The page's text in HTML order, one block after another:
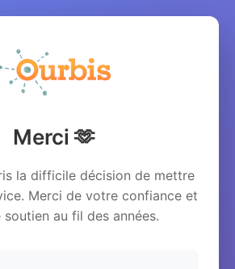
Merci 🫶
la difficile décision de mettre
Merci de votre confiance et
au fil des années.